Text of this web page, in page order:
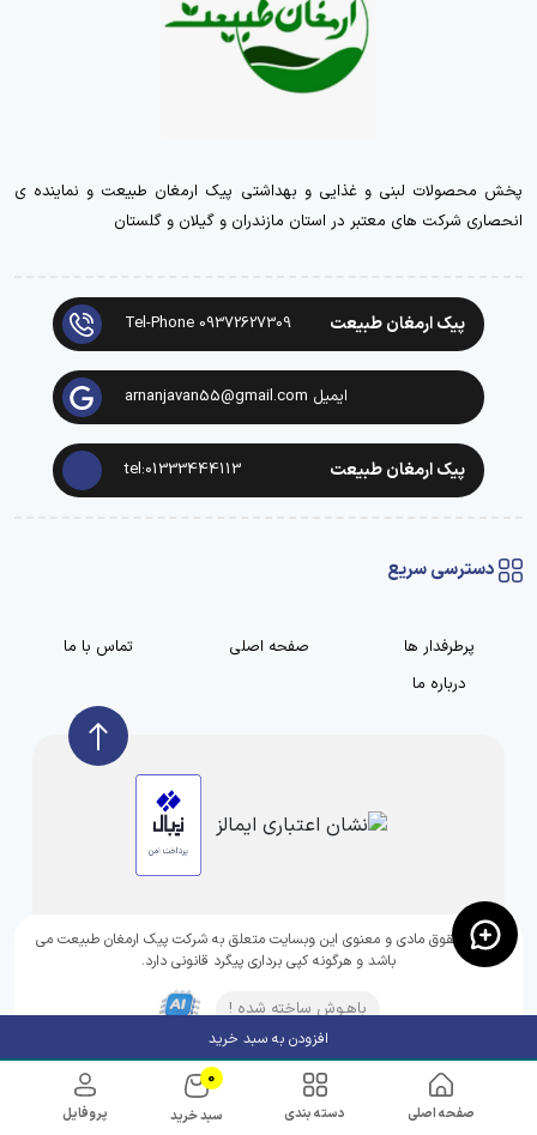
صفحه اصلی دسته بندی
0
سبد خرید پروفایل
پخش محصولات لبنی و غذایی و بهداشتی پیک ارمغان طبیعت و نماینده ی
انحصاری شرکت های معتبر در استان مازندران و گیلان و گلستان
پیک ارمغان طبیعت Tel-Phone 09372627309
ایمیل arnanjavan55@gmail.com
پیک ارمغان طبیعت tel:01333444113
دسترسی سریع
پرطرفدار ها صفحه اصلی
تماس با ما
درباره ما
تمامی حقوق مادی و معنوی این وبسایت متعلق به شرکت پیک ارمغان طبیعت می
باشد و هرگونه کپی برداری پیگرد قانونی دارد.
باهـوش ساخته شده !
افزودن به سبد خرید